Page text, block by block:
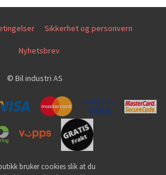
Sikkerhet og personvern
Nyhetsbrev
© Bil industri AS
bruker cookies slik at du